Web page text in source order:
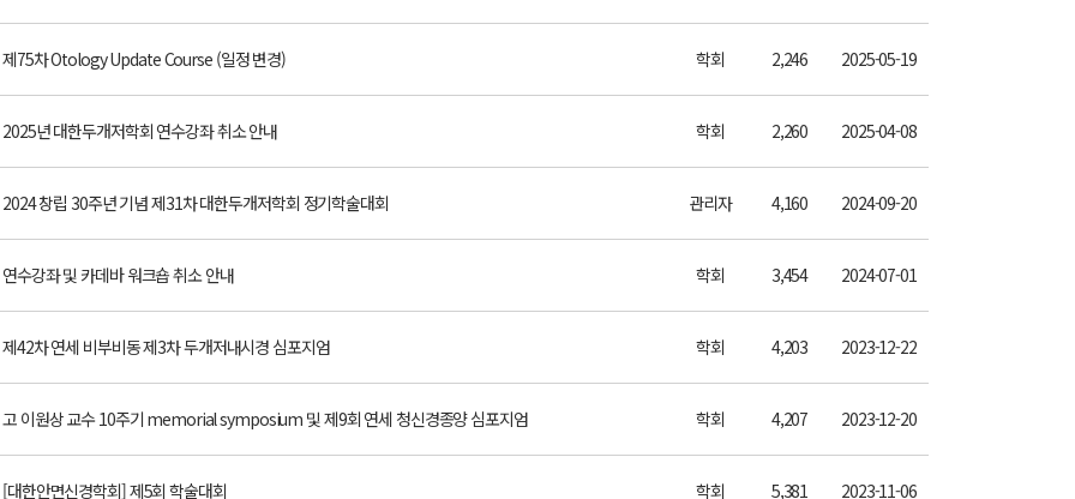
제75차 Otology Update Course (일정 변경) 학회 2,246 2025-05-19
2025년 대한두개저학회 연수강좌 취소 안내 학회 2,260 2025-04-08
2024 창립 30주년 기념 제31차 대한두개저학회 정기학술대회 관리자 4,160 2024-09-20
연수강좌 및 카데바 워크숍 취소 안내 학회 3,454 2024-07-01
제42차 연세 비부비동 제3차 두개저내시경 심포지엄 학회 4,203 2023-12-22
고 이원상 교수 10주기 memorial symposium 및 제9회 연세 청신경종양 심포지엄 학회 4,207 2023-12-20
[대한안면신경학회] 제5회 학술대회 학회 5,381 2023-11-06